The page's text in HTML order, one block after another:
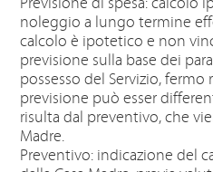
noleggio a lungo termine
calcolo è ipotetico e non
previsione sulla base dei
possesso del Servizio, fermo
previsione può esser
risulta dal preventivo, che
Madre.
Preventivo: indicazione del